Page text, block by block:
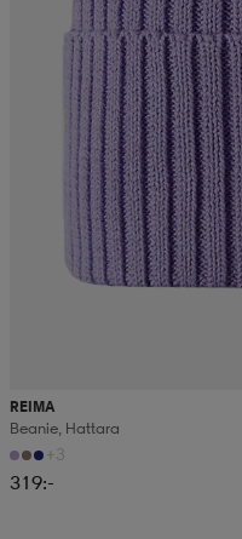
REIMA
Beanie, Hattara
+3
319:-